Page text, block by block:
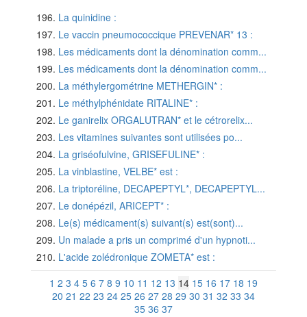
La quinidine :
Le vaccin pneumococcique PREVENAR* 13 :
Les médicaments dont la dénomination comm...
Les médicaments dont la dénomination comm...
La méthylergométrine METHERGIN* :
Le méthylphénidate RITALINE* :
Le ganirelix ORGALUTRAN* et le cétrorelix...
Les vitamines suivantes sont utilisées po...
La griséofulvine, GRISEFULINE* :
La vinblastine, VELBE* est :
La triptoréline, DECAPEPTYL*, DECAPEPTYL...
Le donépézil, ARICEPT* :
Le(s) médicament(s) suivant(s) est(sont)...
Un malade a pris un comprimé d'un hypnoti...
L'acide zolédronique ZOMETA* est :
1 2 3 4 5 6 7 8 9 10 11 12 13 14 15 16 17 18 19
20 21 22 23 24 25 26 27 28 29 30 31 32 33 34
35 36 37